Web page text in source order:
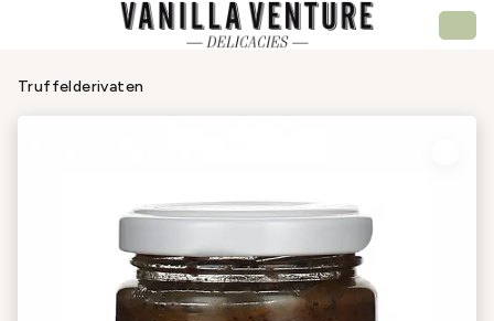
Truffelderivaten